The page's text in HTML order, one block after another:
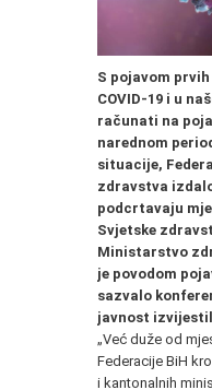
S pojavom
COVID-19 i u
računati na
narednom
situacije,
zdravstva
podcrtavaju
Svjetske
Ministarstvo
je povodom
sazvalo
javnost
„Već duže od
Federacije BiH
i kantonalnih